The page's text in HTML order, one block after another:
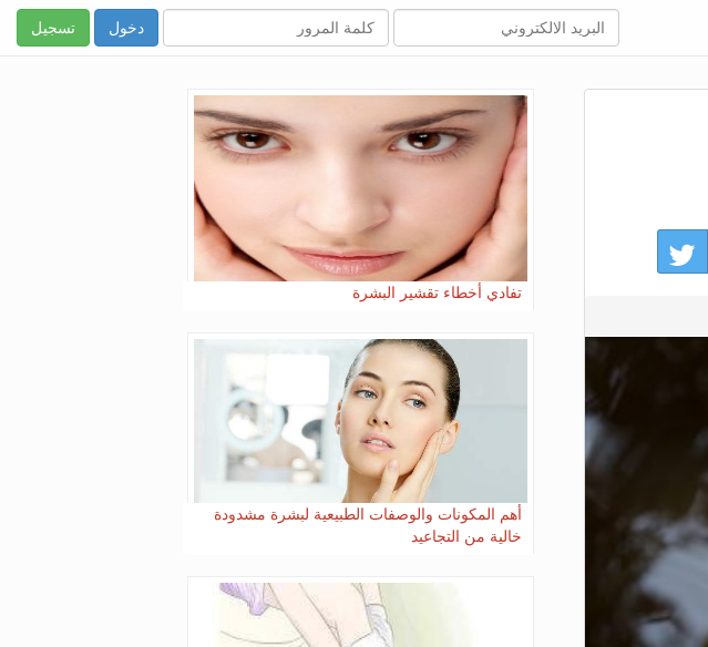
تسجيل
تفادي أخطاء تقشير البشرة
أهم المكونات والوصفات الطبيعية لبشرة مشدودة
خالية من التجاعيد